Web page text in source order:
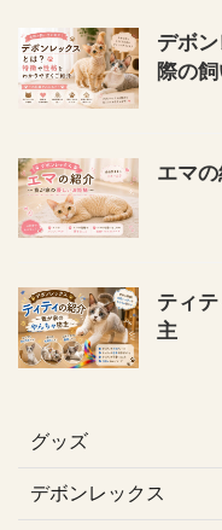
デボ
際の
エマ
ティ
主
グッズ
デボンレックス